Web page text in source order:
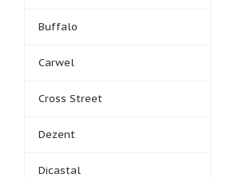
Buffalo
Carwel
Cross Street
Dezent
Dicastal